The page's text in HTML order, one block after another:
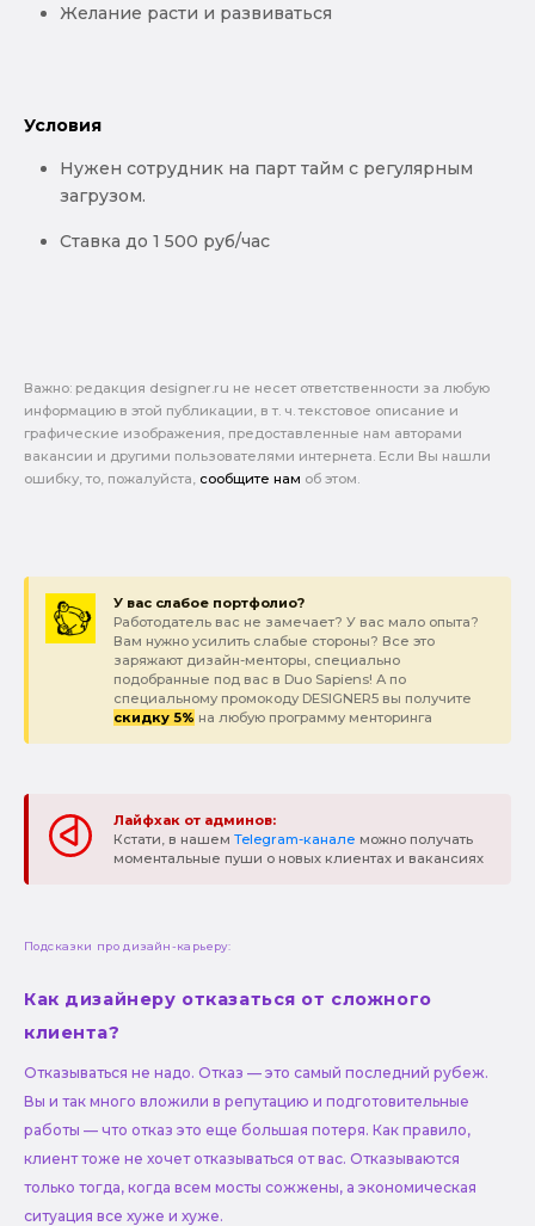
Желание расти и развиваться
Условия
Нужен сотрудник на парт тайм с регулярным
загрузом.
Ставка до 1 500 руб/час
Важно: pедакция designer.ru не несет ответственности за любую
информацию в этой публикации, в т. ч. текстовое описание и
графические изображения, предоставленные нам авторами
вакансии и другими пользователями интернета. Если Вы нашли
ошибку, то, пожалуйста, сообщите нам об этом.
У вас слабое портфолио?
Работодатель вас не замечает? У вас мало опыта?
Вам нужно усилить слабые стороны? Все это
заряжают дизайн-менторы, специально
подобранные под вас в Duo Sapiens! А по
специальному промокоду DESIGNER5 вы получите
скидку 5% на любую программу менторинга
Лайфхак от админов:
Кстати, в нашем Telegram-канале можно получать
моментальные пуши о новых клиентах и вакансиях
Подсказки про дизайн-карьеру:
Как дизайнеру отказаться от сложного
клиента?
Отказываться не надо. Отказ — это самый последний рубеж.
Вы и так много вложили в репутацию и подготовительные
работы — что отказ это еще большая потеря. Как правило,
клиент тоже не хочет отказываться от вас. Отказываются
только тогда, когда всем мосты сожжены, а экономическая
ситуация все хуже и хуже.